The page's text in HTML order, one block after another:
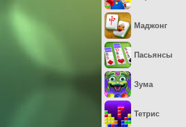
Маджонг
Пасьянсы
Зума
Тетрис